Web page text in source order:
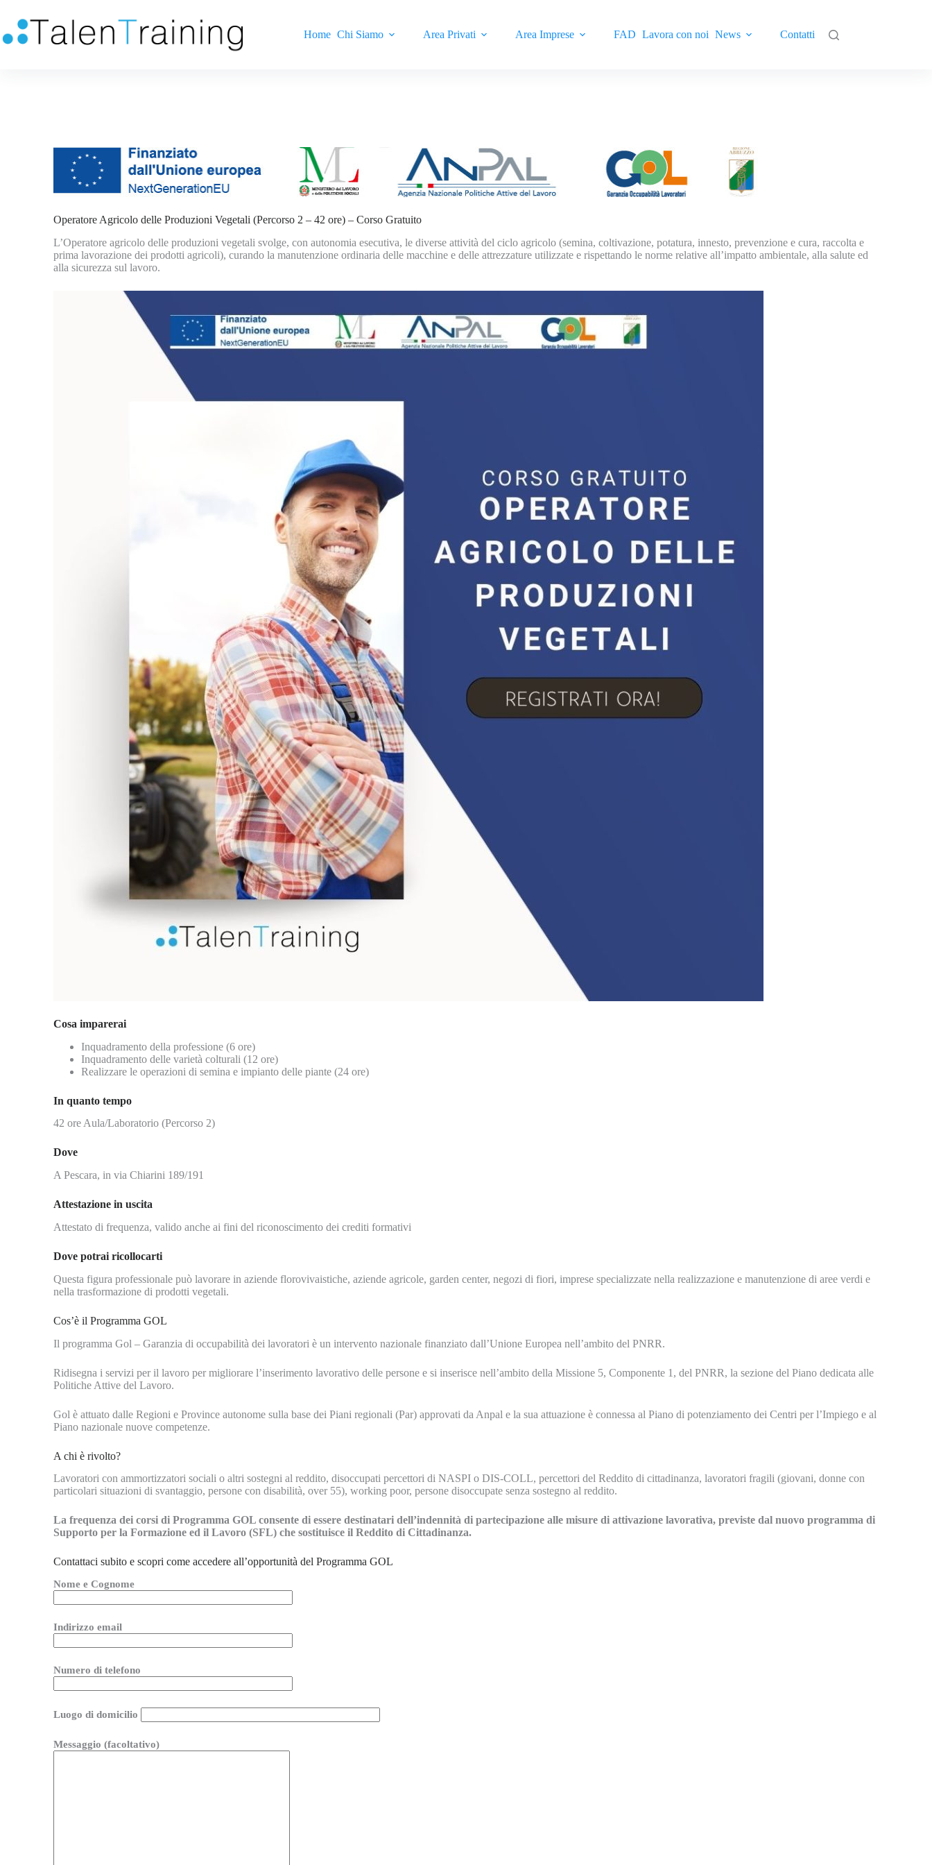
Home Chi Siamo Area Privati Area Imprese FAD Lavora con noi News Contatti
Operatore Agricolo delle Produzioni Vegetali (Percorso 2 – 42 ore) – Corso Gratuito
L’Operatore agricolo delle produzioni vegetali svolge, con autonomia esecutiva, le diverse attività del ciclo agricolo (semina, coltivazione, potatura, innesto, prevenzione e cura, raccolta e
prima lavorazione dei prodotti agricoli), curando la manutenzione ordinaria delle macchine e delle attrezzature utilizzate e rispettando le norme relative all’impatto ambientale, alla salute ed
alla sicurezza sul lavoro.
Cosa imparerai
Inquadramento della professione (6 ore)
Inquadramento delle varietà colturali (12 ore)
Realizzare le operazioni di semina e impianto delle piante (24 ore)
In quanto tempo
42 ore Aula/Laboratorio (Percorso 2)
Dove
A Pescara, in via Chiarini 189/191
Attestazione in uscita
Attestato di frequenza, valido anche ai fini del riconoscimento dei crediti formativi
Dove potrai ricollocarti
Questa figura professionale può lavorare in aziende florovivaistiche, aziende agricole, garden center, negozi di fiori, imprese specializzate nella realizzazione e manutenzione di aree verdi e
nella trasformazione di prodotti vegetali.
Cos’è il Programma GOL
Il programma Gol – Garanzia di occupabilità dei lavoratori è un intervento nazionale finanziato dall’Unione Europea nell’ambito del PNRR.
Ridisegna i servizi per il lavoro per migliorare l’inserimento lavorativo delle persone e si inserisce nell’ambito della Missione 5, Componente 1, del PNRR, la sezione del Piano dedicata alle
Politiche Attive del Lavoro.
Gol è attuato dalle Regioni e Province autonome sulla base dei Piani regionali (Par) approvati da Anpal e la sua attuazione è connessa al Piano di potenziamento dei Centri per l’Impiego e al
Piano nazionale nuove competenze.
A chi è rivolto?
Lavoratori con ammortizzatori sociali o altri sostegni al reddito, disoccupati percettori di NASPI o DIS-COLL, percettori del Reddito di cittadinanza, lavoratori fragili (giovani, donne con
particolari situazioni di svantaggio, persone con disabilità, over 55), working poor, persone disoccupate senza sostegno al reddito.
La frequenza dei corsi di Programma GOL consente di essere destinatari dell’indennità di partecipazione alle misure di attivazione lavorativa, previste dal nuovo programma di
Supporto per la Formazione ed il Lavoro (SFL) che sostituisce il Reddito di Cittadinanza.
Contattaci subito e scopri come accedere all’opportunità del Programma GOL
Nome e Cognome
Indirizzo email
Numero di telefono
Luogo di domicilio
Messaggio (facoltativo)